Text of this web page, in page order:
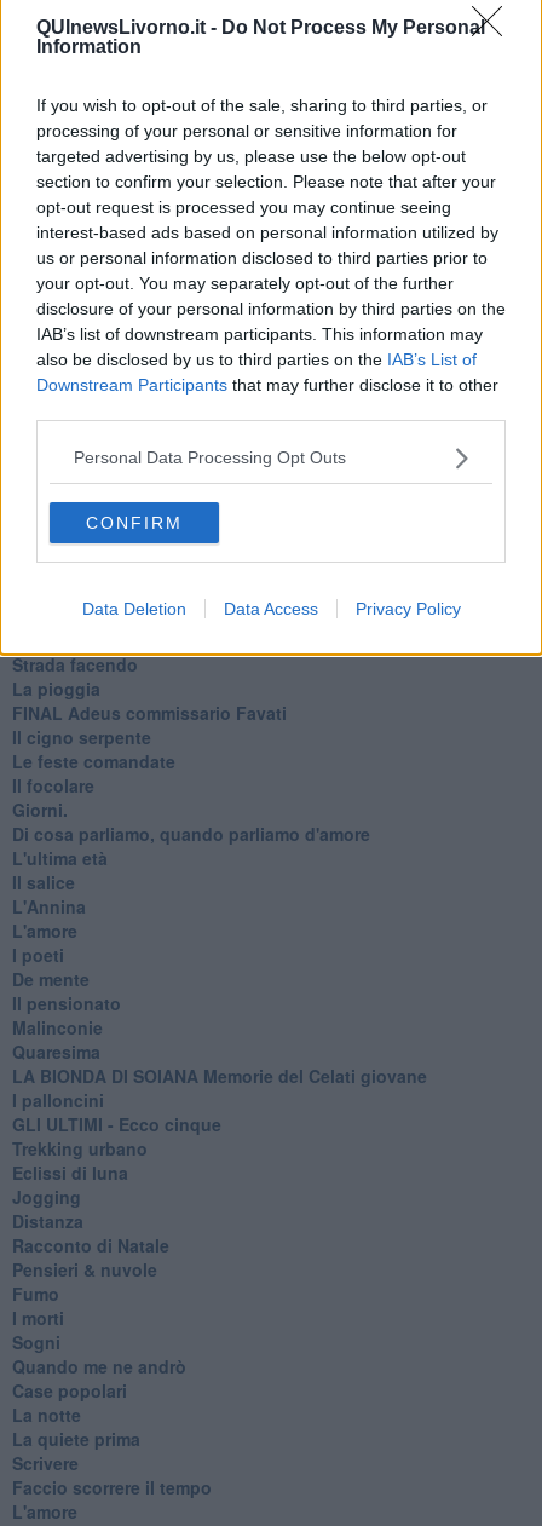
QUInewsLivorno.it - Do Not Process My Personal
Information
If you wish to opt-out of the sale, sharing to third parties, or
processing of your personal or sensitive information for
targeted advertising by us, please use the below opt-out
section to confirm your selection. Please note that after your
opt-out request is processed you may continue seeing
interest-based ads based on personal information utilized by
us or personal information disclosed to third parties prior to
your opt-out. You may separately opt-out of the further
disclosure of your personal information by third parties on the
IAB’s list of downstream participants. This information may
also be disclosed by us to third parties on the IAB’s List of
Downstream Participants that may further disclose it to other
Personal Data Processing Opt Outs
CONFIRM
Data Deletion Data Access Privacy Policy
Il guardiano
Lo sgombero
Il padre della storia
Pensieri brevi
L'evoluzione della specie
Il servizio
Riflessioni
L'Oscuro
Generazioni
Cristobal
Il paese dei balocchi
Ciò che resta
La balena
Vittorio
La bufera
Il mago, la pera e il Bar la Posta
Primavera
Elogio dell'ombra
Mono logo
Settembre
Fabrizia
Strada facendo
La pioggia
FINAL Adeus commissario Favati
Il cigno serpente
Le feste comandate
Il focolare
Giorni.
Di cosa parliamo, quando parliamo d'amore
L'ultima età
Il salice
L'Annina
L'amore
I poeti
De mente
Il pensionato
Malinconie
Quaresima
LA BIONDA DI SOIANA Memorie del Celati giovane
I palloncini
GLI ULTIMI - Ecco cinque
Trekking urbano
Eclissi di luna
Jogging
Distanza
Racconto di Natale
Pensieri & nuvole
Fumo
I morti
Sogni
Quando me ne andrò
Case popolari
La notte
La quiete prima
Scrivere
Faccio scorrere il tempo
L'amore